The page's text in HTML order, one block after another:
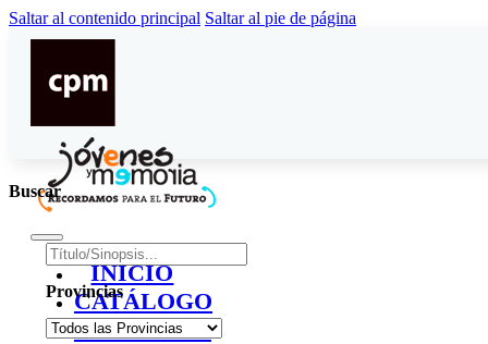
Saltar al contenido principal Saltar al pie de página
INICIO
CATÁLOGO
CONTACTO
Buscar
Provincias